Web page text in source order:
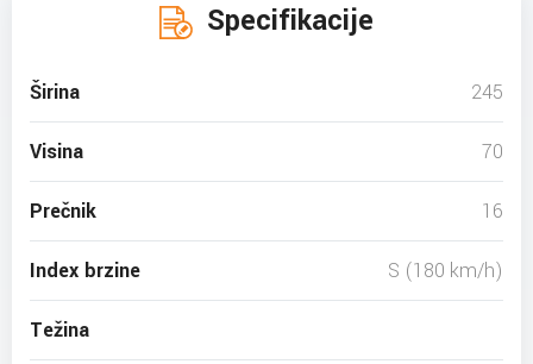
Specifikacije
Širina 245
Visina 70
Prečnik 16
Index brzine S (180 km/h)
Težina